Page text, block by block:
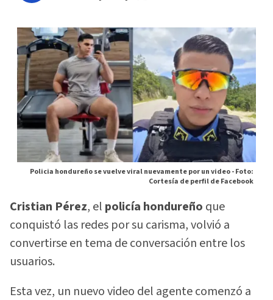
Policia hondureño se vuelve viral nuevamente por un video -Foto:
Cortesía de perfil de Facebook
Cristian Pérez, el policía hondureño que
conquistó las redes por su carisma, volvió a
convertirse en tema de conversación entre los
usuarios.
Esta vez, un nuevo video del agente comenzó a